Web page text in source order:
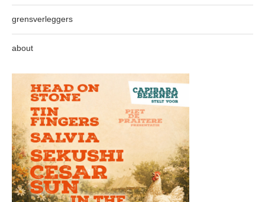
grensverleggers
about